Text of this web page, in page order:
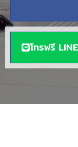
โทรฟรี LINE